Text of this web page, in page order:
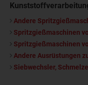
Andere
Spritzgießmaschinen
Spritzgießmaschinen
Andere Ausrüstungen
Siebwechsler,